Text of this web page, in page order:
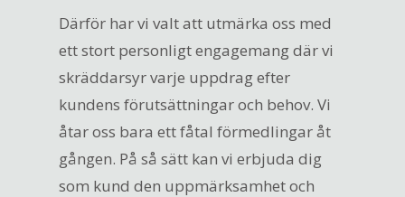
Därför har vi valt att utmärka oss med
ett stort personligt engagemang där vi
skräddarsyr varje uppdrag efter
kundens förutsättningar och behov. Vi
åtar oss bara ett fåtal förmedlingar åt
gången. På så sätt kan vi erbjuda dig
som kund den uppmärksamhet och